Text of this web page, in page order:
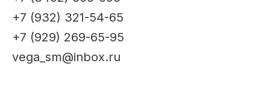
+7 (932) 321-54-65
+7 (929) 269-65-95
vega_sm@inbox.ru